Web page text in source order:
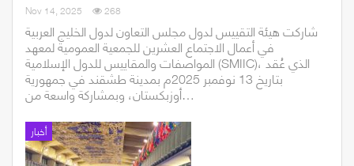
Nov 14, 2025 268
شاركت هيئة التقييس لدول مجلس التعاون لدول الخليج العربية
في أعمال الاجتماع العشرين للجمعية العمومية لمعهد
المواصفات والمقاييس للدول الإسلامية (SMIIC)، الذي عُقد
بتاريخ 13 نوفمبر 2025م بمدينة طشقند في جمهورية
أوزبكستان، وبمشاركة واسعة من…
أخبار